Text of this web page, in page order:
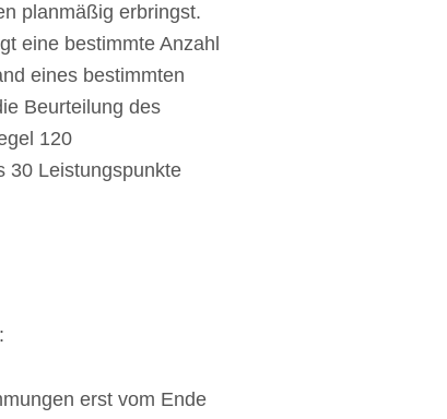
planmäßig erbringst.
eine bestimmte Anzahl
eines bestimmten
Beurteilung des
120
30 Leistungspunkte
erst vom Ende